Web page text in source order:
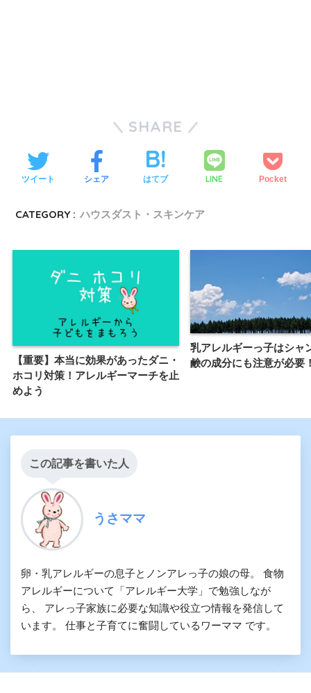
SHARE
ツイート シェア はてブ LINE Pocket
CATEGORY : ハウスダスト・スキンケア
【重要】本当に効果があったダニ・
ホコリ対策！アレルギーマーチを止
めよう
乳アレルギーっ子はシャ
鹸の成分にも注意が必要
この記事を書いた人
うさママ
卵・乳アレルギーの息子とノンアレっ子の娘の母。 食物
アレルギーについて「アレルギー大学」で勉強しなが
ら、 アレっ子家族に必要な知識や役立つ情報を発信して
います。 仕事と子育てに奮闘しているワーママ です。